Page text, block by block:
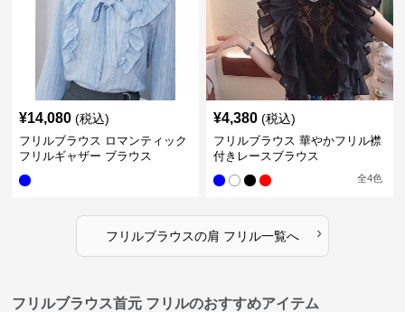
¥14,080 (税込)
フリルブラウス ロマンティック
フリルギャザー ブラウス
¥4,380 (税込)
フリルブラウス 華やかフリル襟
付きレースブラウス
全4色
フリルブラウスの肩 フリル一覧へ ›
フリルブラウス首元 フリルのおすすめアイテム